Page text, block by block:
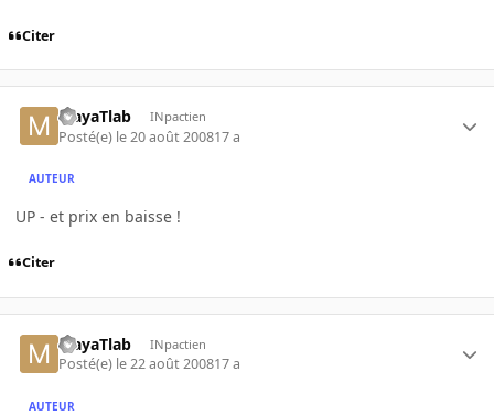
Citer
MayaTlab INpactien
Posté(e) le 20 août 200817 a
AUTEUR
UP - et prix en baisse !
Citer
MayaTlab INpactien
Posté(e) le 22 août 200817 a
AUTEUR